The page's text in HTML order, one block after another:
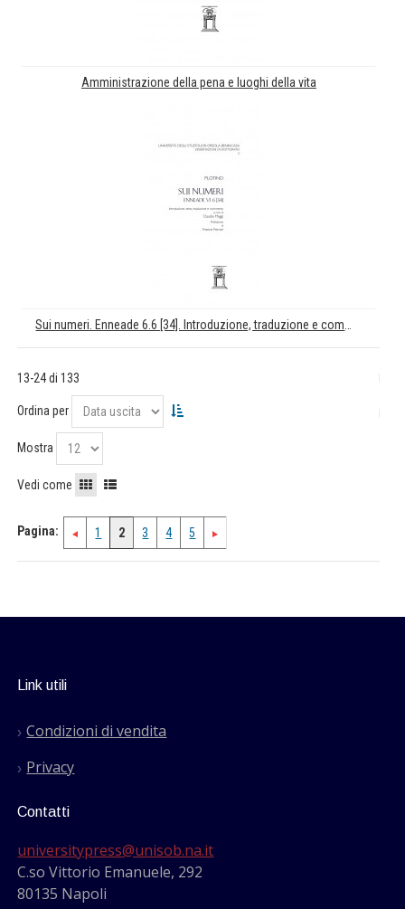
Amministrazione della pena e luoghi della vita
13-24 di 133
Ordina per
Mostra
Vedi come
Pagina: 1 2 3 4 5
Link utili
Condizioni di vendita
Privacy
Contatti
universitypress@unisob.na.it
C.so Vittorio Emanuele, 292
80135 Napoli